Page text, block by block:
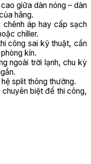
giữa dàn nóng – dàn
hãng.
áp hay cấp sạch
chiller.
công sai kỹ thuật, cần
kín.
ngoài trời lạnh, chu kỳ
split thông thường.
biệt để thi công,